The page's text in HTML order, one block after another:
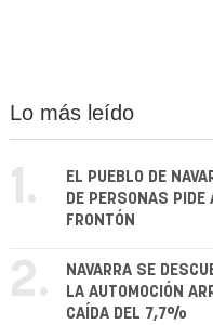
Lo más leído
1.
EL PUEBLO DE
DE PERSONAS PIDE
FRONTÓN
2.
NAVARRA SE
LA AUTOMOCIÓN
CAÍDA DEL 7,7%